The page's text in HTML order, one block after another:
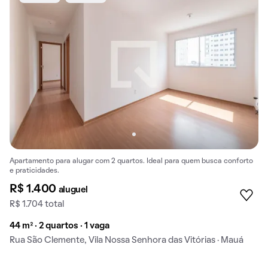
Apartamento para alugar com 2 quartos. Ideal para quem busca conforto
e praticidades.
R$ 1.400 aluguel
R$ 1.704 total
44 m² · 2 quartos · 1 vaga
Rua São Clemente, Vila Nossa Senhora das Vitórias · Mauá